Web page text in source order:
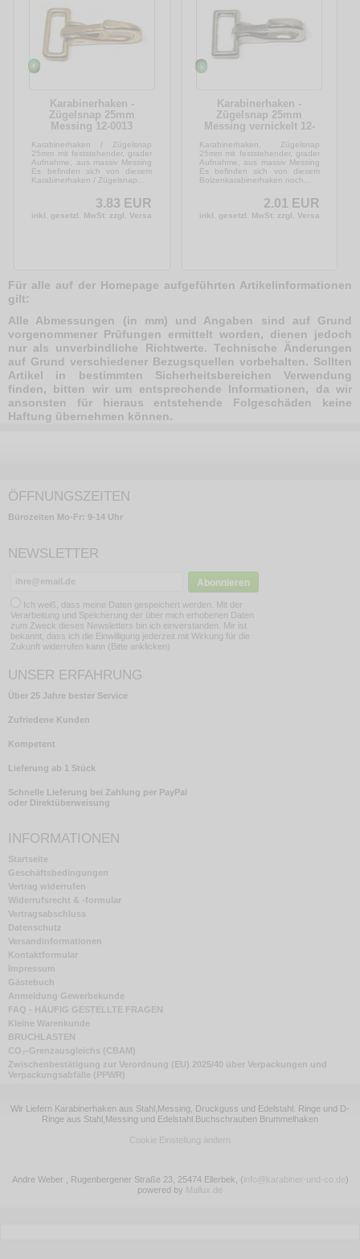
Karabinerhaken -
Zügelsnap 25mm
Messing 12-0013
Karabinerhaken / Zügelsnap
25mm mit feststehender, grader
Aufnahme, aus massiv Messing
Es befinden sich von diesem
Karabinerhaken / Zügelsnap...
3.83 EUR
inkl. gesetzl. MwSt. zzgl. Versandkosten
Karabinerhaken -
Zügelsnap 25mm
Messing vernickelt 12-
Karabinerhaken, Zügelsnap
25mm mit feststehender, grader
Aufnahme, aus massiv Messing
Es befinden sich von diesem
Bolzenkarabinerhaken noch...
2.01 EUR
inkl. gesetzl. MwSt. zzgl. Versandkosten
Für alle auf der Homepage aufgeführten Artikelinformationen
gilt:
Alle Abmessungen (in mm) und Angaben sind auf Grund
vorgenommener Prüfungen ermittelt worden, dienen jedoch
nur als unverbindliche Richtwerte. Technische Änderungen
auf Grund verschiedener Bezugsquellen vorbehalten. Sollten
Artikel in bestimmten Sicherheitsbereichen Verwendung
finden, bitten wir um entsprechende Informationen, da wir
ansonsten für hieraus entstehende Folgeschäden keine
Haftung übernehmen können.
ÖFFNUNGSZEITEN
Bürozeiten Mo-Fr: 9-14 Uhr
NEWSLETTER
Ich weiß, dass meine Daten gespeichert werden. Mit der
Verarbeitung und Speicherung der über mich erhobenen Daten
zum Zweck dieses Newsletters bin ich einverstanden. Mir ist
bekannt, dass ich die Einwilligung jederzeit mit Wirkung für die
Zukunft widerrufen kann (Bitte anklicken)
UNSER ERFAHRUNG
Über 25 Jahre bester Service
Zufriedene Kunden
Kompetent
Lieferung ab 1 Stück
Schnelle Lieferung bei Zahlung per PayPal
oder Direktüberweisung
INFORMATIONEN
Startseite
Geschäftsbedingungen
Vertrag widerrufen
Widerrufsrecht & -formular
Vertragsabschluss
Datenschutz
Versandinformationen
Kontaktformular
Impressum
Gästebuch
Anmeldung Gewerbekunde
FAQ - HÄUFIG GESTELLTE FRAGEN
Kleine Warenkunde
BRUCHLASTEN
CO₂-Grenzausgleichs (CBAM)
Zwischenbestätigung zur Verordnung (EU) 2025/40 über Verpackungen und
Verpackungsabfälle (PPWR)
Wir Liefern Karabinerhaken aus Stahl,Messing, Druckguss und Edelstahl. Ringe und D-
Ringe aus Stahl,Messing und Edelstahl.Buchschrauben Brummelhaken
Cookie Einstellung ändern
Andre Weber , Rugenbergener Straße 23, 25474 Ellerbek, ( info@karabiner-und-co.de )
powered by Mallux.de